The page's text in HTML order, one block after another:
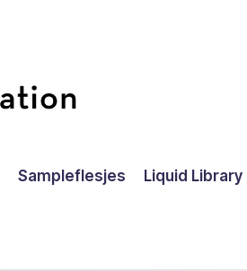
Sampleflesjes Liquid Library